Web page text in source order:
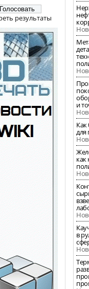
результаты
и
Как
для
как
в